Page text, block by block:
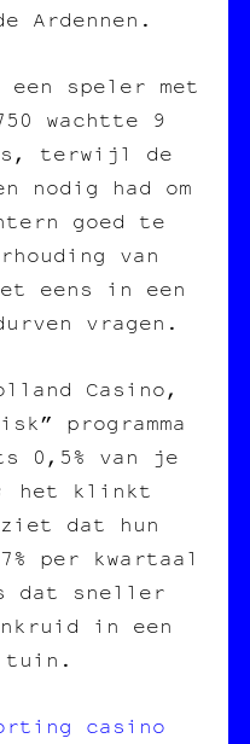
Ardennen.
een speler met
wachtte 9
terwijl de
nodig had om
goed te
van
eens in een
vragen.
Casino,
programma
0,5% van je
het klinkt
dat hun
per kwartaal
dat sneller
in een
tuin.
casino